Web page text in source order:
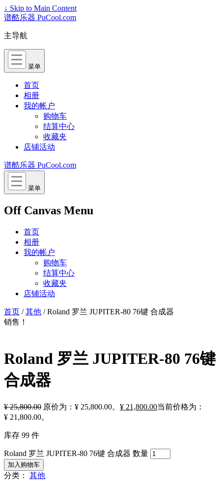
↓ Skip to Main Content
谱酷乐器 PuCool.com
主导航
菜单
首页
相册
我的帐户
购物车
结算中心
收藏夹
店铺活动
谱酷乐器 PuCool.com
菜单
Off Canvas Menu
首页
相册
我的帐户
购物车
结算中心
收藏夹
店铺活动
首页 /其他 / Roland 罗兰 JUPITER-80 76键 合成器
销售！
Roland 罗兰 JUPITER-80 76键
合成器
¥25,800.00 原价为：¥ 25,800.00。 ¥ 21,800.00当前价格为：
¥ 21,800.00。
库存 99 件
Roland 罗兰 JUPITER-80 76键 合成器 数量
加入购物车
分类： 其他